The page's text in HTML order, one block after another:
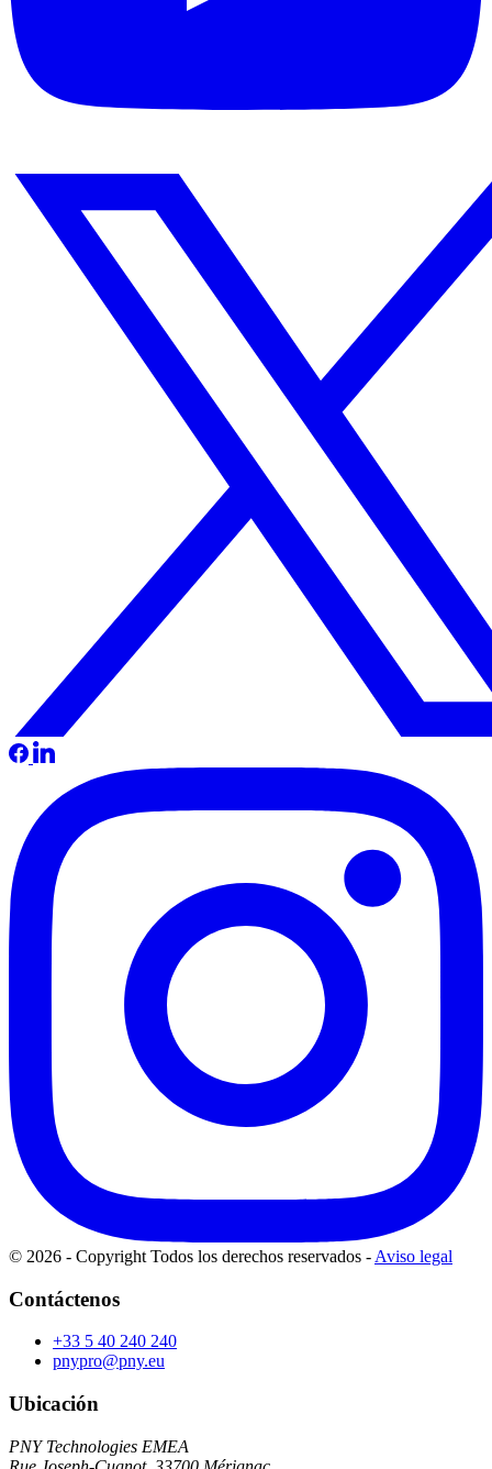
© 2026 - Copyright Todos los derechos reservados - Aviso legal
Contáctenos
+33 5 40 240 240
pnypro@pny.eu
Ubicación
PNY Technologies EMEA